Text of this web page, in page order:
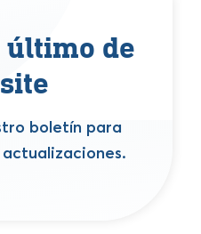
último de
boletín para